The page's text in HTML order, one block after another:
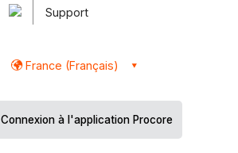
Support
France (Français)
Connexion à l'application Procore